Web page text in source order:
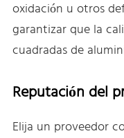
oxidación u otros
garantizar que la
cuadradas de
Reputación del
Elija un proveedor